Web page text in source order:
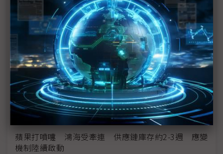
311地震衝擊全球供應鏈
影響供料與否 日東玻纖紗廠1週內復工是關鍵
威剛：庫存超過1個月 韓、美貨源可支援
DRAM 南亞科：現貨客戶追價意願增高
日本IDM廠需求強烈 台廠憂心供料遭排擠
蘋果打噴嚏 鴻海受牽連 供應鏈庫存約2-3週 應變
機制陸續啟動